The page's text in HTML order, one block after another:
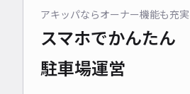
アキッパならオーナー機能も充実
スマホでかんたん
駐車場運営